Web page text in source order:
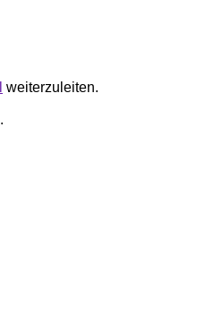
weiterzuleiten.
.